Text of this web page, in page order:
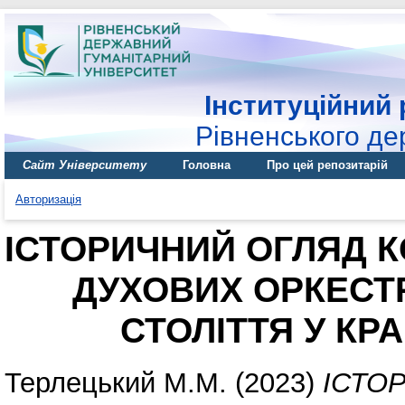
Інституційний
Рівненського
Сайт Університету Головна Про цей репозитарій
Авторизація
ІСТОРИЧНИЙ ОГЛЯД
ДУХОВИХ
СТОЛІТТЯ У
Терлецький М.М. (2023)